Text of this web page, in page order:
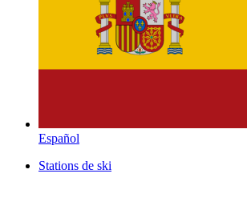
Español
Stations de ski